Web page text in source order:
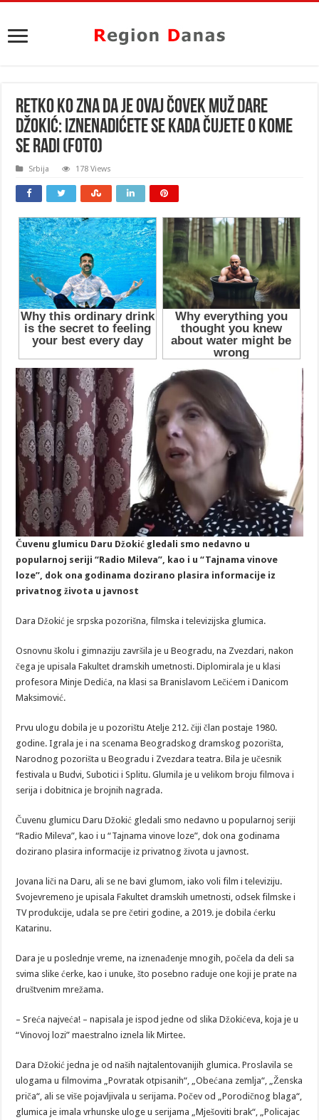
RETKO KO ZNA DA JE OVAJ ČOVEK MUŽ DARE
DŽOKIĆ: Iznenadićete se kada čujete O KOME
SE RADI (FOTO)
Srbija 178 Views
Čuvenu glumicu Daru Džokić gledali smo nedavno u
popularnoj seriji “Radio Mileva”, kao i u “Tajnama vinove
loze”, dok ona godinama dozirano plasira informacije iz
privatnog života u javnost
Dara Džokić je srpska pozorišna, filmska i televizijska glumica.
Osnovnu školu i gimnaziju završila je u Beogradu, na Zvezdari, nakon
čega je upisala Fakultet dramskih umetnosti. Diplomirala je u klasi
profesora Minje Dedića, na klasi sa Branislavom Lečićem i Danicom
Maksimović.
Prvu ulogu dobila je u pozorištu Atelje 212. čiji član postaje 1980.
godine. Igrala je i na scenama Beogradskog dramskog pozorišta,
Narodnog pozorišta u Beogradu i Zvezdara teatra. Bila je učesnik
festivala u Budvi, Subotici i Splitu. Glumila je u velikom broju filmova i
serija i dobitnica je brojnih nagrada.
Čuvenu glumicu Daru Džokić gledali smo nedavno u popularnoj seriji
“Radio Mileva”, kao i u “Tajnama vinove loze”, dok ona godinama
dozirano plasira informacije iz privatnog života u javnost.
Jovana liči na Daru, ali se ne bavi glumom, iako voli film i televiziju.
Svojevremeno je upisala Fakultet dramskih umetnosti, odsek filmske i
TV produkcije, udala se pre četiri godine, a 2019. je dobila ćerku
Katarinu.
Dara je u poslednje vreme, na iznenađenje mnogih, počela da deli sa
svima slike ćerke, kao i unuke, što posebno raduje one koji je prate na
društvenim mrežama.
– Sreća najveća! – napisala je ispod jedne od slika Džokićeva, koja je u
“Vinovoj lozi” maestralno iznela lik Mirtee.
Dara Džokić jedna je od naših najtalentovanijih glumica. Proslavila se
ulogama u filmovima „Povratak otpisanih“, „Obećana zemlja“, „Ženska
priča“, ali se više pojavljivala u serijama. Počev od „Porodičnog blaga“,
glumica je imala vrhunske uloge u serijama „Mješoviti brak“, „Policajac